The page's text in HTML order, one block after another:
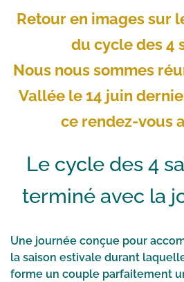
Retour en images sur
du cycle des 4
Nous nous sommes
Vallée le 14 juin
ce rendez-vous
Le cycle des 4
terminé avec la
Une journée conçue pour
la saison estivale durant
forme un couple parfaitement